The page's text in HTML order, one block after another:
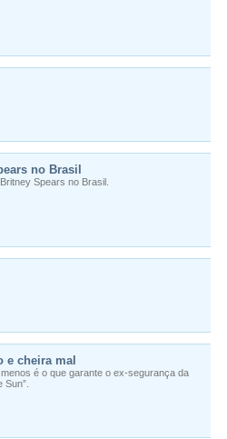
no Brasil
Spears no Brasil.
e cheira mal
é o que garante o ex-segurança da